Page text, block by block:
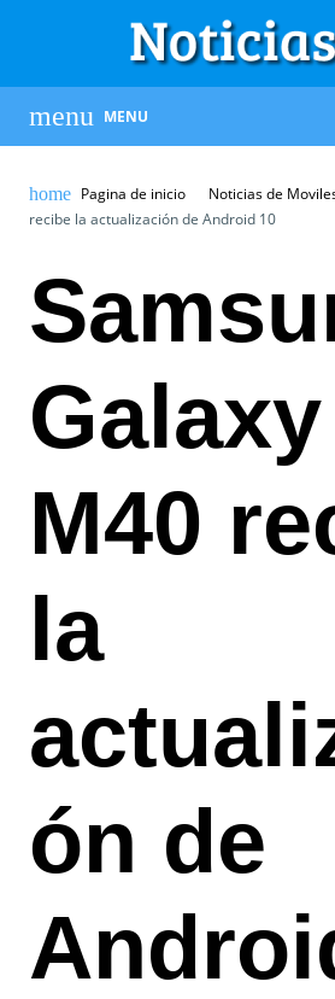
MENU
Pagina de inicio Noticias de
recibe la actualización de Android 10
Galaxy
M40
la
ón de